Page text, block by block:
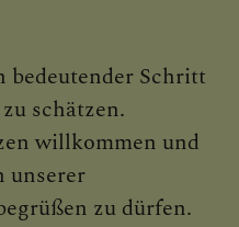
Schritt
schätzen.
willkommen und
unserer
zu dürfen.